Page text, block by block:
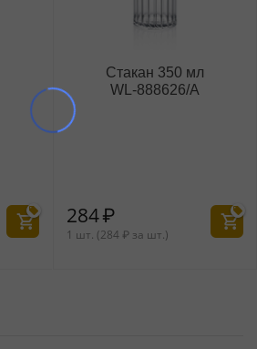
Стакан 350 мл
WL‑888626/A
284₽
1 шт. (284 ₽ за шт.)